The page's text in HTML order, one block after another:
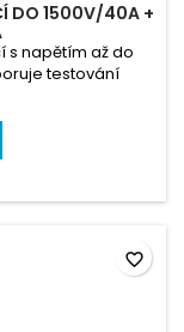
DO 1500V/40A +
s napětím až do
testování
panelů.
favorite_border